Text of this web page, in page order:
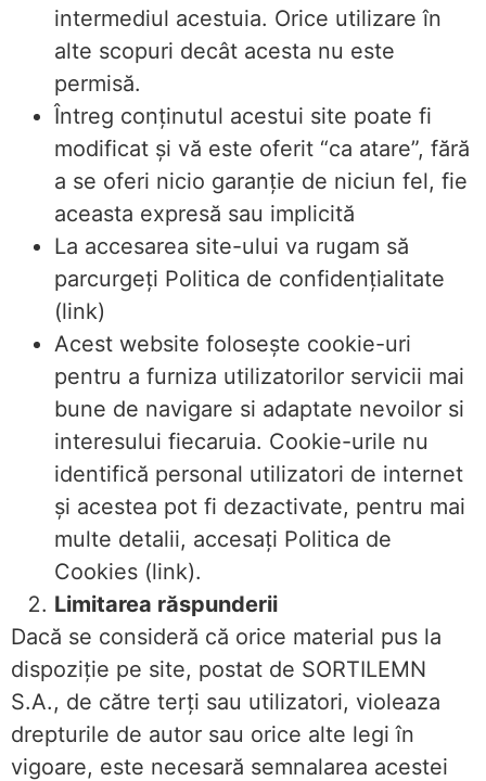
intermediul acestuia. Orice utilizare în
alte scopuri decât acesta nu este
permisă.
Întreg conţinutul acestui site poate fi
modificat şi vă este oferit “ca atare”, fără
a se oferi nicio garanţie de niciun fel, fie
aceasta expresă sau implicită
La accesarea site-ului va rugam să
parcurgeți Politica de confidențialitate
(link)
Acest website folosește cookie-uri
pentru a furniza utilizatorilor servicii mai
bune de navigare si adaptate nevoilor si
interesului fiecaruia. Cookie-urile nu
identifică personal utilizatori de internet
și acestea pot fi dezactivate, pentru mai
multe detalii, accesați Politica de
Cookies (link).
Limitarea răspunderii
Dacă se consideră că orice material pus la
dispoziție pe site, postat de SORTILEMN
S.A., de către terți sau utilizatori, violeaza
drepturile de autor sau orice alte legi în
vigoare, este necesară semnalarea acestei